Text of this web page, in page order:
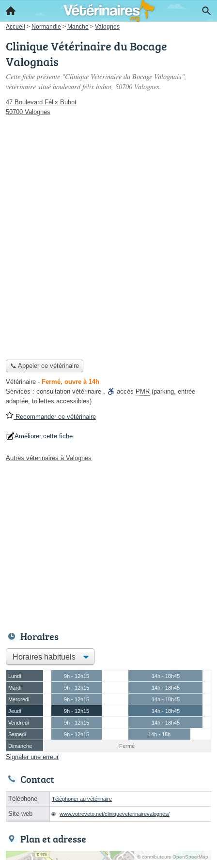
Accueil > Normandie > Manche > Valognes
Clinique Vétérinaire du Bocage
Valognais
Cette fiche présente "Clinique Vétérinaire du Bocage Valognais",
vétérinaire situé boulevard félix buhot, 50700 Valognes.
47 Boulevard Félix Buhot
50700 Valognes
📞 Appeler ce vétérinaire
Vétérinaire - Fermé, ouvre à 14h
Services : consultation vétérinaire , accès PMR (parking, entrée
adaptée, toilettes accessibles)
Recommander ce vétérinaire
Améliorer cette fiche
Autres vétérinaires à Valognes
Horaires
Lundi 9h - 12h15
14h - 18h45
Mardi
9h - 12h15
14h - 18h45
Mercredi
9h - 12h15
14h - 18h45
Jeudi
9h - 12h15
14h - 18h45
Vendredi
9h - 12h15
14h - 18h45
Samedi
9h - 12h15
14h - 18h
Dimanche
Fermé
Signaler une erreur
Contact
Téléphone Téléphoner au vétérinaire
Site web www.votreveto.net/cliniqueveterinairevalognes/
Plan et adresse
© contributeurs OpenStreetMap